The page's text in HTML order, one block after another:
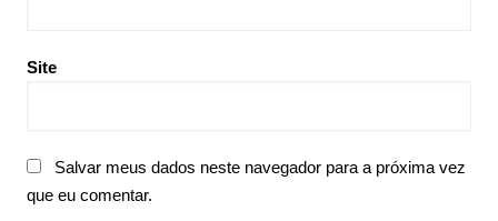
Site
Salvar meus dados neste navegador para a próxima vez
que eu comentar.